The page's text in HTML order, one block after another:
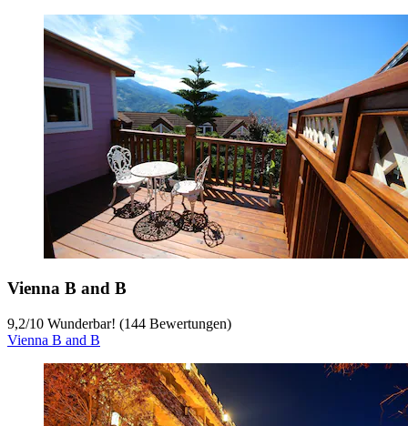
Vienna B and B
9,2/10 Wunderbar! (144 Bewertungen)
Vienna B and B